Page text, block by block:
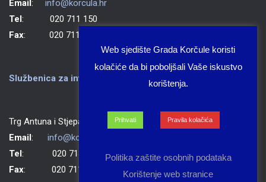
Email: info@korcula.hr
Tel: 020 711 150
Fax: 020 711 702
Službenica za informiranje Grada Korčule
Trg Antuna i Stjepana Radića 1, 20260 Korčula
Email: info@korcula.hr
Tel: 020 711 150
Fax: 020 711 702
Web sjedište Grada Korčule koristi
kolačiće da bi poboljšali Vaše iskustvo
korištenja.
Prihvati Pravila kolačića
Politika zaštite osobnih podataka
Korištenje web stranice